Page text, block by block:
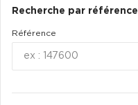
Recherche par référence
Référence